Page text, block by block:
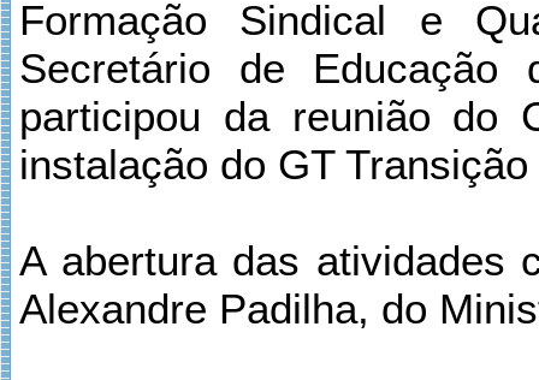
Formação Sindical e
Secretário de Educação
participou da reunião do
instalação do GT
A abertura das atividades
Alexandre Padilha, do